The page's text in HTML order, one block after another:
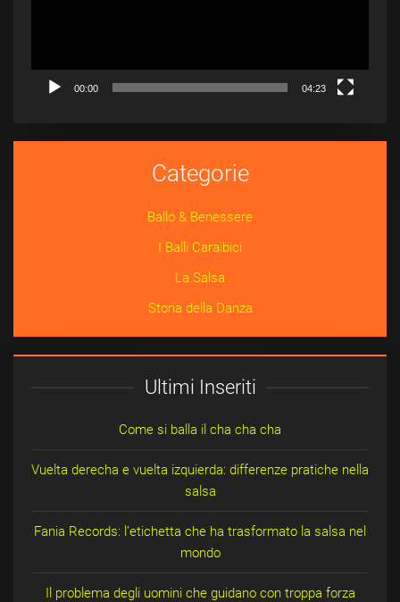
00:00 04:23
Categorie
Ballo & Benessere
I Balli Caraibici
La Salsa
Storia della Danza
Ultimi Inseriti
Come si balla il cha cha cha
Vuelta derecha e vuelta izquierda: differenze pratiche nella
salsa
Fania Records: l’etichetta che ha trasformato la salsa nel
mondo
Il problema degli uomini che guidano con troppa forza